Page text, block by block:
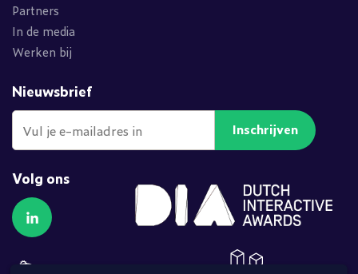
Partners
In de media
Werken bij
Nieuwsbrief
Inschrijven
Volg ons
Volg ons op LinkedIn